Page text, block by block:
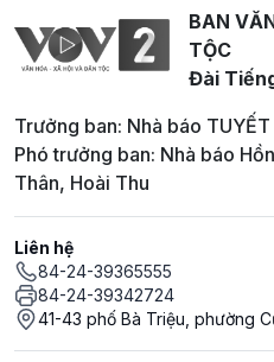
BAN
TỘC
Đài
Trưởng ban: Nhà báo TUYẾT
Phó trưởng ban: Nhà báo
Thân, Hoài Thu
Liên hệ
84-24-39365555
84-24-39342724
41-43 phố Bà Triệu, phường